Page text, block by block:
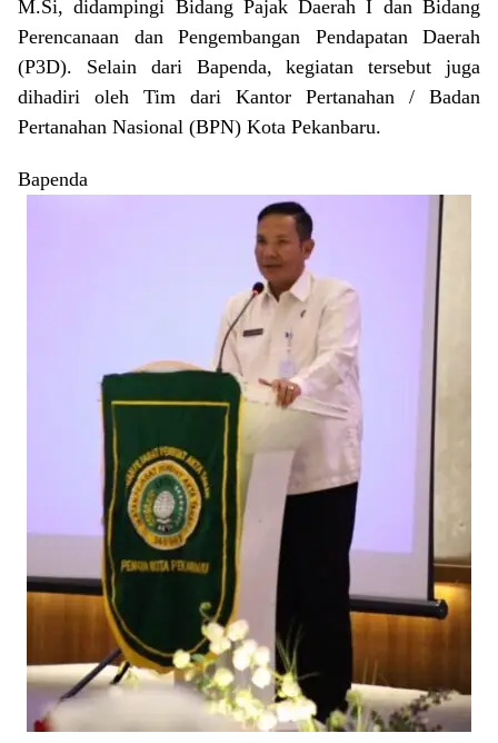
M.Si, didampingi Bidang Pajak Daerah I dan Bidang
Perencanaan dan Pengembangan Pendapatan Daerah
(P3D). Selain dari Bapenda, kegiatan tersebut juga
dihadiri oleh Tim dari Kantor Pertanahan / Badan
Pertanahan Nasional (BPN) Kota Pekanbaru.
Bapenda